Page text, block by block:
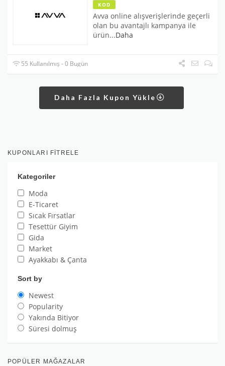
KOD
Avva online alışverişlerinde geçerli
olan bu avantajlı kampanya ile
ürün...Daha
55 Kullanılmış - 0 Bugün
Daha Fazla Kupon Yükle
KUPONLARI FITRELE
Kategoriler
Moda
E-Ticaret
Sıcak Fırsatlar
Tesettür Giyim
Gida
Market
Ayakkabı & Çanta
Sort by
Newest
Popularity
Yakında Bitiyor
Süresi dolmuş
POPÜLER MAĞAZALAR